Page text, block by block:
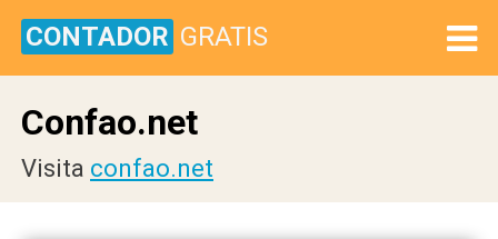
CONTADOR GRATIS
Confao.net
Visita confao.net